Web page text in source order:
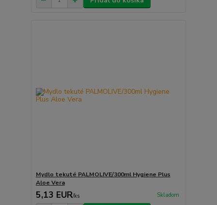
Mydlo tekuté PALMOLIVE/300ml Hygiene Plus
Aloe Vera
5,13 EUR/ks Skladom